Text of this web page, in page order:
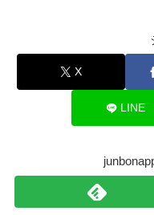
X
LINE